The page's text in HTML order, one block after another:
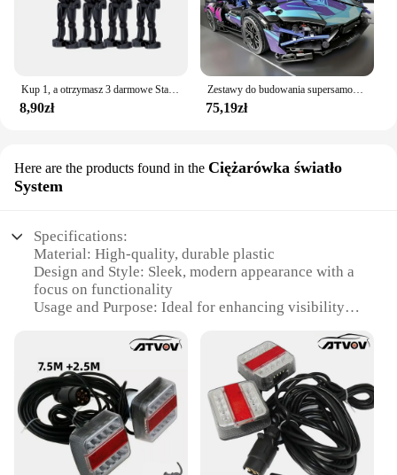
Kup 1, a otrzymasz 3 darmowe Startion nosi klon robot żołnierz klocki Disney Model lalki klocki dla dzieci prezenty
8,90zł
Zestawy do budowania supersamochodów w skali 1:14 67128 Samochody 1314 SZTUK Zestawy do budowania dla dorosłych Prezent urodzinowy dla dzieci
75,19zł
Here are the products found in the Ciężarówka światło
System
Specifications:
Material: High-quality, durable plastic
Design and Style: Sleek, modern appearance with a
focus on functionality
Usage and Purpose: Ideal for enhancing visibility
Performance and Property: Energy-efficient LED
technology with a long lifespan
Parts and Accessories: Comes as a complete set for
easy installation
Typical Adaptive Scenario: Suitable for a wide
range of heavy-duty vehicles, including trucks and
trailers